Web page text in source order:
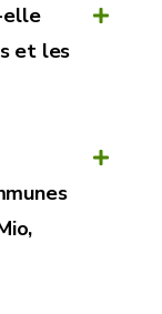
elle
et les